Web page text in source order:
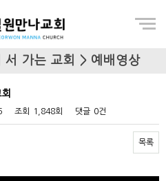
가는 교회 > 예배영상
조회 1,848회 댓글 0건
목록